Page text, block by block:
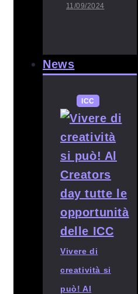
11/09/2024
News
ICC
Vivere di
creatività si
può! Al